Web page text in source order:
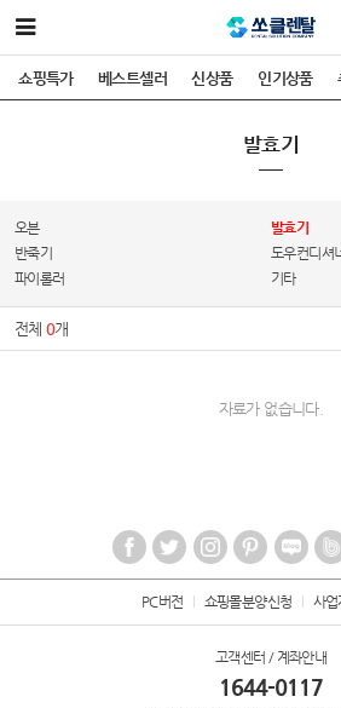
쇼핑특가 베스트셀러 신상품 인기상품
발효기
오븐
발효기
반죽기
도우컨디셔
파이롤러
기타
전체0개
자료가 없습니다.
PC버전 쇼핑몰분양신청 사업
고객센터 / 계좌안내
1644-0117